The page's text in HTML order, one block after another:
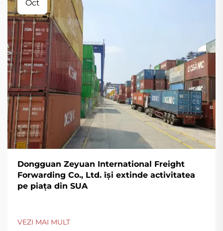
Oct
Dongguan Zeyuan International Freight
Forwarding Co., Ltd. își extinde activitatea
pe piața din SUA
VEZI MAI MULT